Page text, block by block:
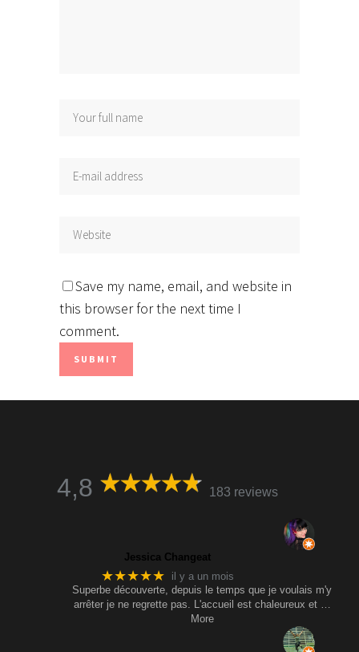
Save my name, email, and website in
this browser for the next time I
comment.
4,8 183 reviews
Jessica Changeat
★★★★★
il y a un mois
Superbe découverte, depuis le temps que je voulais m'y
arrêter je ne regrette pas. L'accueil est chaleureux et …
More